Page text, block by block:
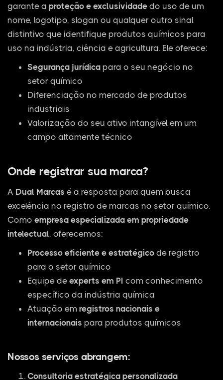
garante a proteção e exclusividade do uso de um
nome, logotipo, slogan ou qualquer outro sinal
distintivo que identifique produtos químicos para
uso na indústria, ciência e agricultura. Ele oferece:
Segurança jurídica para o seu negócio no
setor químico
Diferenciação no mercado de produtos
industriais
Valorização do seu ativo intangível em um
campo altamente técnico
Onde registrar sua marca?
A Dual Marcas é a resposta para quem busca
excelência no registro de marcas no setor químico.
Como empresa especializada em propriedade
intelectual, oferecemos:
Processo eficiente e estratégico de registro
para o setor químico
Equipe de experts em PI com conhecimento
específico da indústria química
Atuação em registros nacionais e
internacionais para produtos químicos
Nossos serviços abrangem:
Consultoria estratégica personalizada